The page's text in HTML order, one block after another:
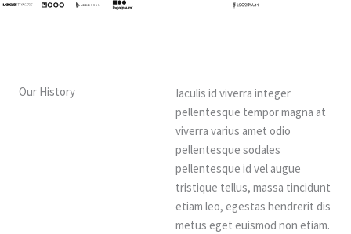
Our History
Iaculis id viverra integer
pellentesque tempor magna at
viverra varius amet odio
pellentesque sodales
pellentesque id vel augue
tristique tellus, massa tincidunt
etiam leo, egestas hendrerit dis
metus eget euismod non etiam.